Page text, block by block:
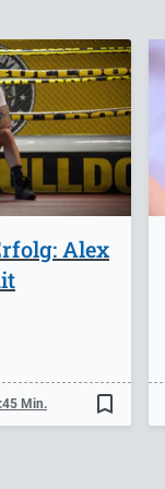
Alex
Min. bookmark_border